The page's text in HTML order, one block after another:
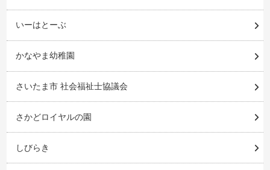
いーはとーぶ
かなやま幼稚園
さいたま市 社会福祉士協議会
さかどロイヤルの園
しびらき